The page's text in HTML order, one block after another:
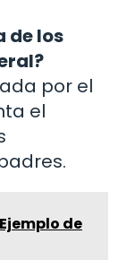
de los
por el
el
Ejemplo de